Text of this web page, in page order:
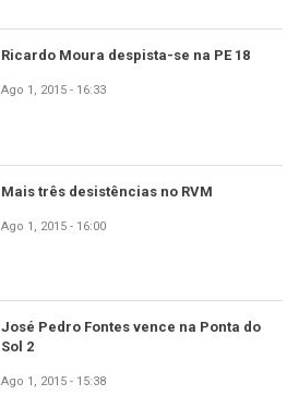
Ricardo Moura despista-se na PE 18
Ago 1, 2015 - 16:33
Mais três desistências no RVM
Ago 1, 2015 - 16:00
José Pedro Fontes vence na Ponta do
Sol 2
Ago 1, 2015 - 15:38